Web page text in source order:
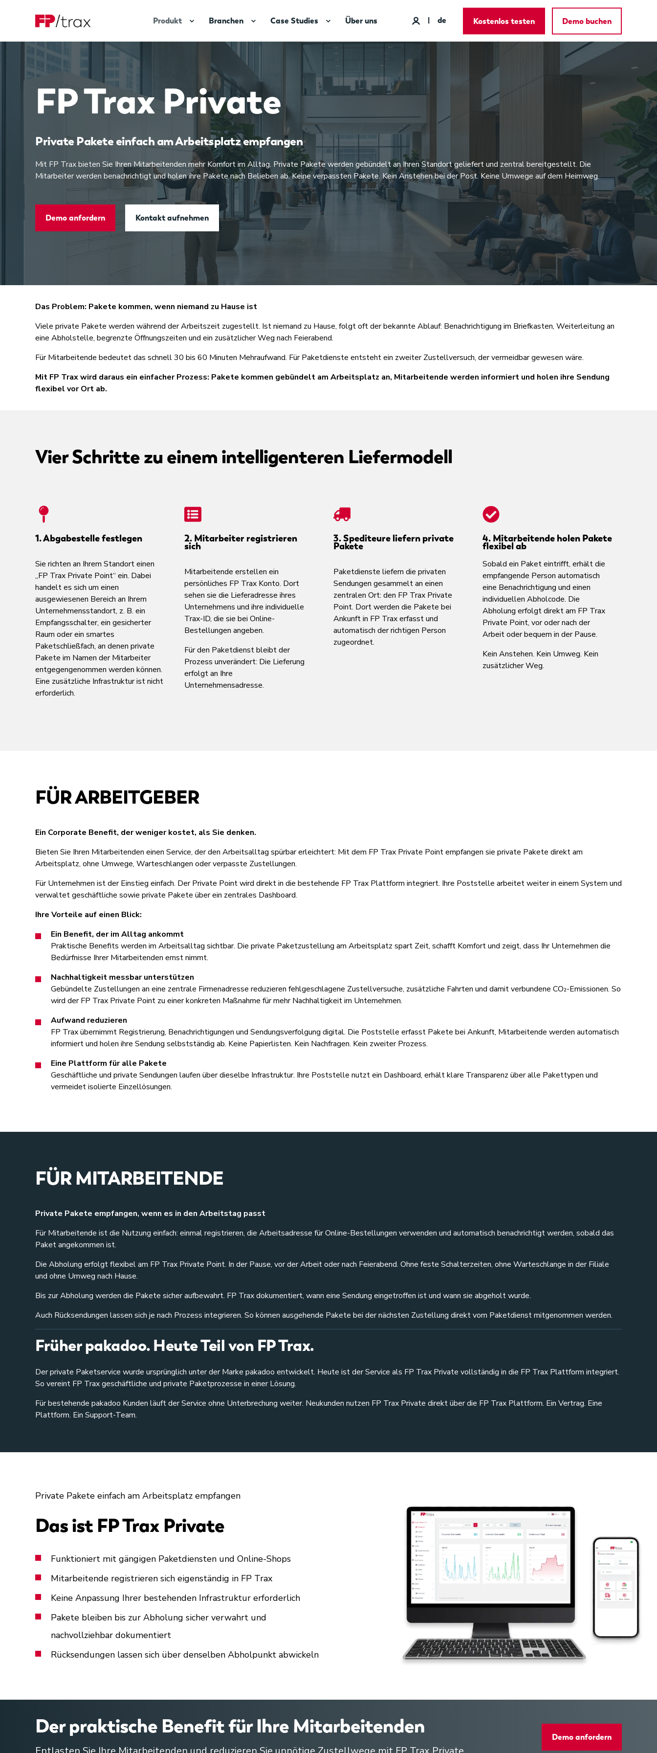
Produkt Branchen Case Studies Über uns de Kostenlos testen Demo buchen
FP Trax Private
Private Pakete einfach am Arbeitsplatz empfangen
Mit FP Trax bieten Sie Ihren Mitarbeitenden mehr Komfort im Alltag. Private Pakete werden gebündelt an Ihren Standort geliefert und zentral bereitgestellt. Die
Mitarbeiter werden benachrichtigt und holen ihre Pakete nach Belieben ab. Keine verpassten Pakete. Kein Anstehen bei der Post. Keine Umwege auf dem Heimweg.
Demo anfordern Kontakt aufnehmen
Das Problem: Pakete kommen, wenn niemand zu Hause ist
Viele private Pakete werden während der Arbeitszeit zugestellt. Ist niemand zu Hause, folgt oft der bekannte Ablauf: Benachrichtigung im Briefkasten, Weiterleitung an
eine Abholstelle, begrenzte Öffnungszeiten und ein zusätzlicher Weg nach Feierabend.
Für Mitarbeitende bedeutet das schnell 30 bis 60 Minuten Mehraufwand. Für Paketdienste entsteht ein zweiter Zustellversuch, der vermeidbar gewesen wäre.
Mit FP Trax wird daraus ein einfacher Prozess: Pakete kommen gebündelt am Arbeitsplatz an, Mitarbeitende werden informiert und holen ihre Sendung
flexibel vor Ort ab.
Vier Schritte zu einem intelligenteren Liefermodell
1. Abgabestelle festlegen
Sie richten an Ihrem Standort einen
„FP Trax Private Point“ ein. Dabei
handelt es sich um einen
ausgewiesenen Bereich an Ihrem
Unternehmensstandort, z. B. ein
Empfangsschalter, ein gesicherter
Raum oder ein smartes
Paketschließfach, an denen private
Pakete im Namen der Mitarbeiter
entgegengenommen werden können.
Eine zusätzliche Infrastruktur ist nicht
erforderlich.
2. Mitarbeiter registrieren
sich
Mitarbeitende erstellen ein
persönliches FP Trax Konto. Dort
sehen sie die Lieferadresse ihres
Unternehmens und ihre individuelle
Trax-ID, die sie bei Online-
Bestellungen angeben.
Für den Paketdienst bleibt der
Prozess unverändert: Die Lieferung
erfolgt an Ihre
Unternehmensadresse.
3. Spediteure liefern private
Pakete
Paketdienste liefern die privaten
Sendungen gesammelt an einen
zentralen Ort: den FP Trax Private
Point. Dort werden die Pakete bei
Ankunft in FP Trax erfasst und
automatisch der richtigen Person
zugeordnet.
4. Mitarbeitende holen Pakete
flexibel ab
Sobald ein Paket eintrifft, erhält die
empfangende Person automatisch
eine Benachrichtigung und einen
individuellen Abholcode. Die
Abholung erfolgt direkt am FP Trax
Private Point, vor oder nach der
Arbeit oder bequem in der Pause.
Kein Anstehen. Kein Umweg. Kein
zusätzlicher Weg.
FÜR ARBEITGEBER
Ein Corporate Benefit, der weniger kostet, als Sie denken.
Bieten Sie Ihren Mitarbeitenden einen Service, der den Arbeitsalltag spürbar erleichtert: Mit dem FP Trax Private Point empfangen sie private Pakete direkt am
Arbeitsplatz, ohne Umwege, Warteschlangen oder verpasste Zustellungen.
Für Unternehmen ist der Einstieg einfach. Der Private Point wird direkt in die bestehende FP Trax Plattform integriert. Ihre Poststelle arbeitet weiter in einem System und
verwaltet geschäftliche sowie private Pakete über ein zentrales Dashboard.
Ihre Vorteile auf einen Blick:
Ein Benefit, der im Alltag ankommt
Praktische Benefits werden im Arbeitsalltag sichtbar. Die private Paketzustellung am Arbeitsplatz spart Zeit, schafft Komfort und zeigt, dass Ihr Unternehmen die
Bedürfnisse Ihrer Mitarbeitenden ernst nimmt.
Nachhaltigkeit messbar unterstützen
Gebündelte Zustellungen an eine zentrale Firmenadresse reduzieren fehlgeschlagene Zustellversuche, zusätzliche Fahrten und damit verbundene CO₂-Emissionen. So
wird der FP Trax Private Point zu einer konkreten Maßnahme für mehr Nachhaltigkeit im Unternehmen.
Aufwand reduzieren
FP Trax übernimmt Registrierung, Benachrichtigungen und Sendungsverfolgung digital. Die Poststelle erfasst Pakete bei Ankunft, Mitarbeitende werden automatisch
informiert und holen ihre Sendung selbstständig ab. Keine Papierlisten. Kein Nachfragen. Kein zweiter Prozess.
Eine Plattform für alle Pakete
Geschäftliche und private Sendungen laufen über dieselbe Infrastruktur. Ihre Poststelle nutzt ein Dashboard, erhält klare Transparenz über alle Pakettypen und
vermeidet isolierte Einzellösungen.
FÜR MITARBEITENDE
Private Pakete empfangen, wenn es in den Arbeitstag passt
Für Mitarbeitende ist die Nutzung einfach: einmal registrieren, die Arbeitsadresse für Online-Bestellungen verwenden und automatisch benachrichtigt werden, sobald das
Paket angekommen ist.
Die Abholung erfolgt flexibel am FP Trax Private Point. In der Pause, vor der Arbeit oder nach Feierabend. Ohne feste Schalterzeiten, ohne Warteschlange in der Filiale
und ohne Umweg nach Hause.
Bis zur Abholung werden die Pakete sicher aufbewahrt. FP Trax dokumentiert, wann eine Sendung eingetroffen ist und wann sie abgeholt wurde.
Auch Rücksendungen lassen sich je nach Prozess integrieren. So können ausgehende Pakete bei der nächsten Zustellung direkt vom Paketdienst mitgenommen werden.
Früher pakadoo. Heute Teil von FP Trax.
Der private Paketservice wurde ursprünglich unter der Marke pakadoo entwickelt. Heute ist der Service als FP Trax Private vollständig in die FP Trax Plattform integriert.
So vereint FP Trax geschäftliche und private Paketprozesse in einer Lösung.
Für bestehende pakadoo Kunden läuft der Service ohne Unterbrechung weiter. Neukunden nutzen FP Trax Private direkt über die FP Trax Plattform. Ein Vertrag. Eine
Plattform. Ein Support-Team.
Private Pakete einfach am Arbeitsplatz empfangen
Das ist FP Trax Private
Funktioniert mit gängigen Paketdiensten und Online-Shops
Mitarbeitende registrieren sich eigenständig in FP Trax
Keine Anpassung Ihrer bestehenden Infrastruktur erforderlich
Pakete bleiben bis zur Abholung sicher verwahrt und
nachvollziehbar dokumentiert
Rücksendungen lassen sich über denselben Abholpunkt abwickeln
Der praktische Benefit für Ihre Mitarbeitenden Demo anfordern